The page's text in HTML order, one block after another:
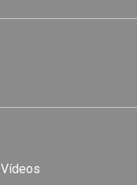
Vídeos